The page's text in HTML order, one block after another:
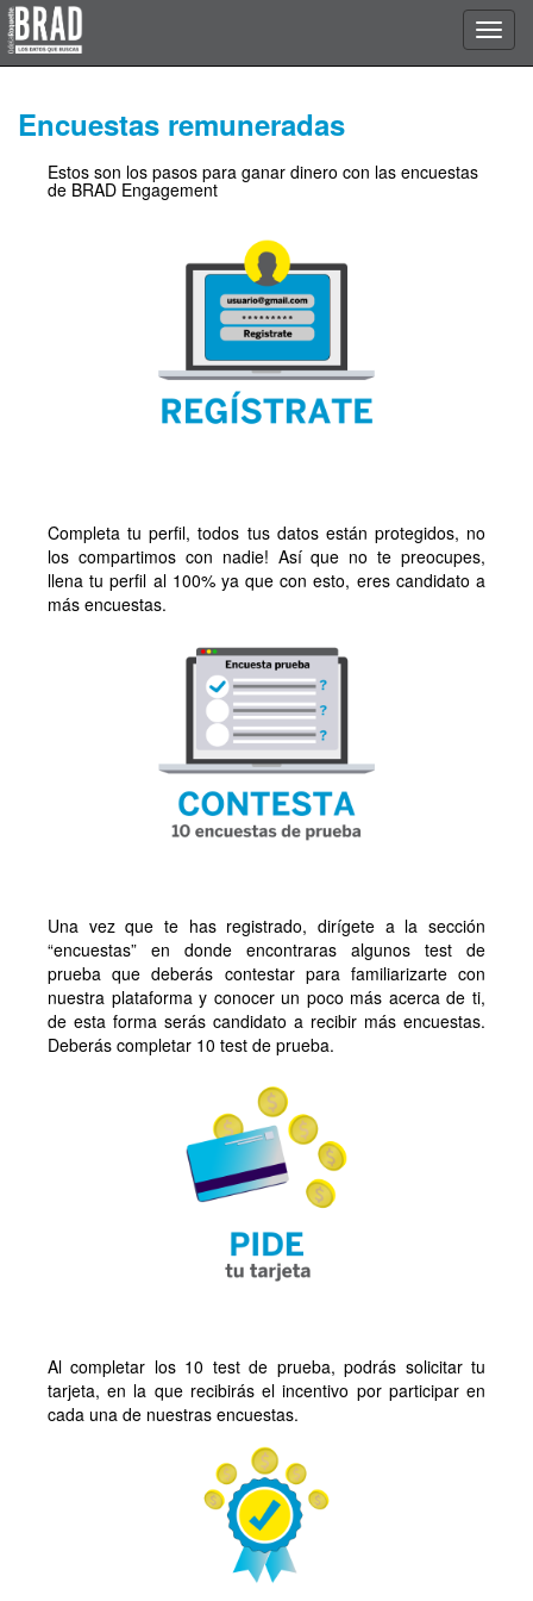
Encuestas remuneradas
Estos son los pasos para ganar dinero con las encuestas
de BRAD Engagement
Completa tu perfil, todos tus datos están protegidos, no
los compartimos con nadie! Así que no te preocupes,
llena tu perfil al 100% ya que con esto, eres candidato a
más encuestas.
Una vez que te has registrado, dirígete a la sección
“encuestas” en donde encontraras algunos test de
prueba que deberás contestar para familiarizarte con
nuestra plataforma y conocer un poco más acerca de ti,
de esta forma serás candidato a recibir más encuestas.
Deberás completar 10 test de prueba.
Al completar los 10 test de prueba, podrás solicitar tu
tarjeta, en la que recibirás el incentivo por participar en
cada una de nuestras encuestas.